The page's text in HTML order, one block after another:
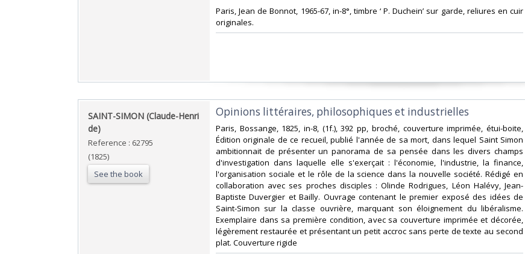
‎Paris, Jean de Bonnot, 1965-67, in-8°, timbre ‘ P. Duchein’ sur garde, reliures en cuir
originales.‎
‎SAINT-SIMON (Claude-Henri
de)‎
Reference : 62795
(1825)
See the book
‎Opinions littéraires, philosophiques et industrielles‎
‎Paris, Bossange, 1825, in-8, (1f.), 392 pp, broché, couverture imprimée, étui-boite,
Édition originale de ce recueil, publié l'année de sa mort, dans lequel Saint Simon
ambitionnait de présenter un panorama de sa pensée dans les divers champs
d'investigation dans laquelle elle s'exerçait : l'économie, l'industrie, la finance,
l'organisation sociale et le rôle de la science dans la nouvelle société. Rédigé en
collaboration avec ses proches disciples : Olinde Rodrigues, Léon Halévy, Jean-
Baptiste Duvergier et Bailly. Ouvrage contenant le premier exposé des idées de
Saint-Simon sur la classe ouvrière, marquant son éloignement du libéralisme.
Exemplaire dans sa première condition, avec sa couverture imprimée et décorée,
légèrement restaurée et présentant un petit accroc sans perte de texte au second
plat. Couverture rigide‎